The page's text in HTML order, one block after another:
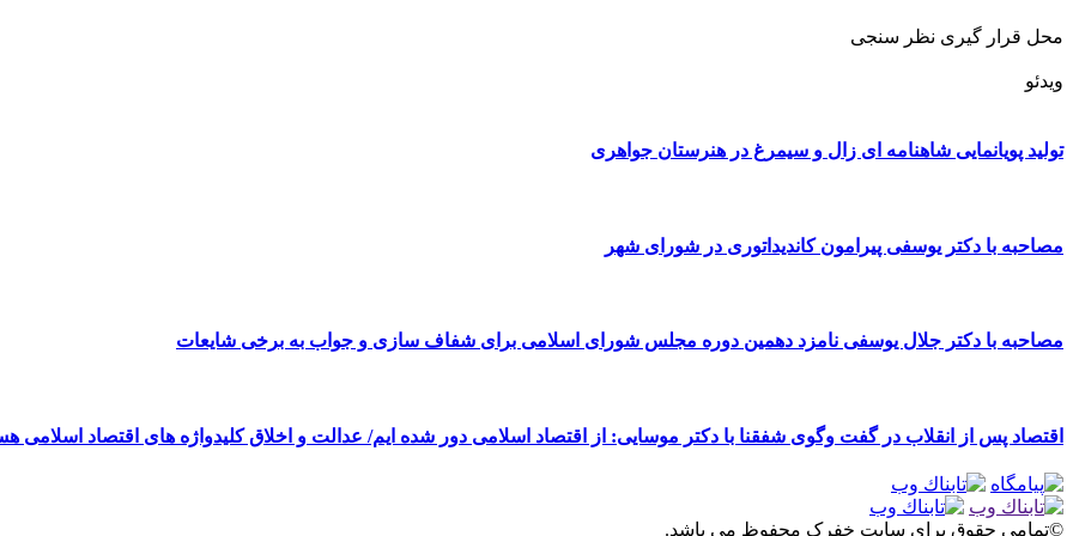
محل قرار گیری نظر سنجی
ویدئو
تولید پویانمایی شاهنامه ای زال و سیمرغ در هنرستان جواهری
مصاحبه با دکتر یوسفی پیرامون کاندیداتوری در شورای شهر
مصاحبه با دکتر جلال یوسفی نامزد دهمین دوره مجلس شورای اسلامی برای شفاف سازی و جواب به برخی شایعات
اقتصاد پس از انقلاب در گفت وگوی شفقنا با دکتر موسایی: از اقتصاد اسلامی دور شده ایم/ عدالت و اخلاق کلیدواژه های اقتصاد اسلامی
©تمامی حقوق برای سایت خفرک محفوظ می باشد.